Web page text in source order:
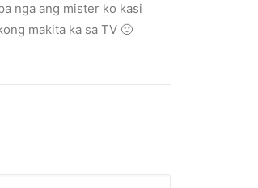
nga ang mister ko kasi
makita ka sa TV 🙂